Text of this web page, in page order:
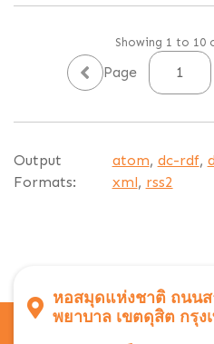
Showing 1 to 10
Page
Output
Formats:
atom, dc-rdf,
xml, rss2
หอสมุดแห่งชาติ ถนนส
พยาบาล เขตดุสิต กรุง